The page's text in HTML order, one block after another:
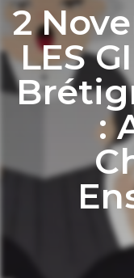
2
LES
: